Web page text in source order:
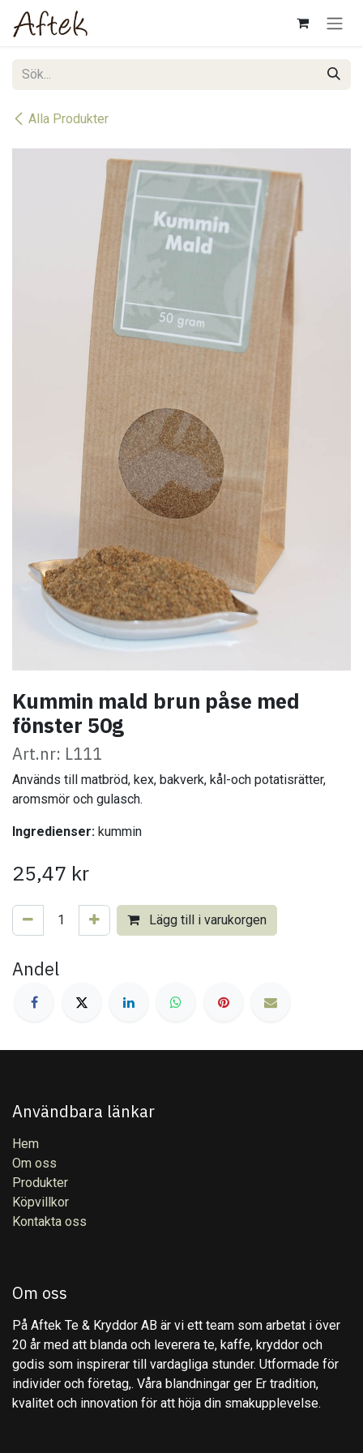
Hoppa till innehåll
Alla Produkter
Kummin mald brun påse med
fönster 50g
Art.nr: L111
Används till matbröd, kex, bakverk, kål-och potatisrätter,
aromsmör och gulasch.
Ingredienser: kummin
25,47 kr
Lägg till i varukorgen
Andel
Användbara länkar
Hem
Om oss
Produkter
Köpvillkor
Kontakta oss
Om oss
På Aftek Te & Kryddor AB är vi ett team som arbetat i över
20 år med att blanda och leverera te, kaffe, kryddor och
godis som inspirerar till vardagliga stunder. Utformade för
individer och företag,. Våra blandningar ger Er tradition,
kvalitet och innovation för att höja din smakupplevelse.